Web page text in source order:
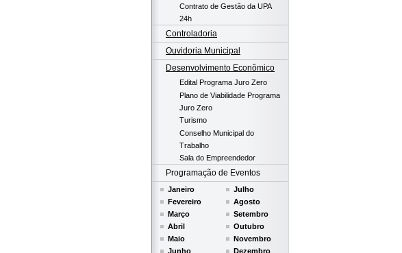
Contrato de Gestão da UPA
24h
Controladoria
Ouvidoria Municipal
Desenvolvimento Econômico
Edital Programa Juro Zero
Plano de Viabilidade Programa
Juro Zero
Turismo
Conselho Municipal do
Trabalho
Sala do Empreendedor
Programação de Eventos
Janeiro
Fevereiro
Março
Abril
Maio
Junho
Julho
Agosto
Setembro
Outubro
Novembro
Dezembro